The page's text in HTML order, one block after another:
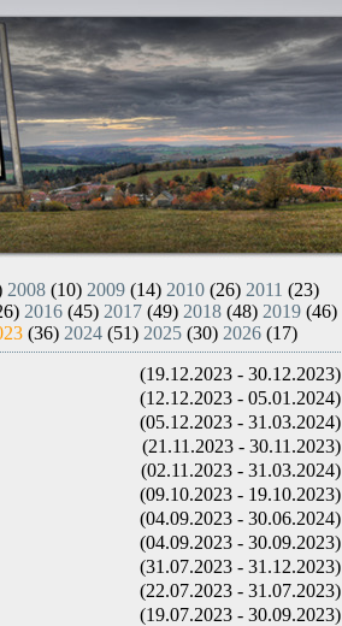
2008 (10) 2009 (14) 2010 (26) 2011 (23)
2016 (45) 2017 (49) 2018 (48) 2019 (46)
(36) 2024 (51) 2025 (30) 2026 (17)
(19.12.2023 - 30.12.2023)
(12.12.2023 - 05.01.2024)
(05.12.2023 - 31.03.2024)
(21.11.2023 - 30.11.2023)
(02.11.2023 - 31.03.2024)
(09.10.2023 - 19.10.2023)
(04.09.2023 - 30.06.2024)
(04.09.2023 - 30.09.2023)
(31.07.2023 - 31.12.2023)
(22.07.2023 - 31.07.2023)
(19.07.2023 - 30.09.2023)